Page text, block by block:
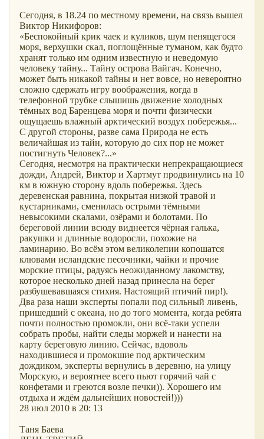
Сегодня, в 18.24 по местному времени, на связь вышел
Виктор Никифоров:
«Беспокойный крик чаек и куликов, шум пенящегося
моря, верхушки скал, поглощённые туманом, как будто
хранят только им одним известную и неведомую
человеку тайну... Тайну острова Вайгач. Конечно,
может быть никакой тайны и нет вовсе, но невероятно
сложно сдержать игру воображения, когда в
телефонной трубке слышишь движение холодных
тёмных вод Баренцева моря и почти физически
ощущаешь влажный арктический воздух побережья...
С другой стороны, разве сама Природа не есть
величайшая из тайн, которую до сих пор не может
постигнуть Человек?...»
Сегодня, несмотря на практически непрекращающиеся
дожди, Андрей, Виктор и Хартмут продвинулись на 10
км в южную сторону вдоль побережья. Здесь
деревенская равнина, покрытая низкой травой и
кустарниками, сменилась острыми тёмными
невысокими скалами, озёрами и болотами. По
береговой линии всюду виднеется чёрная галька,
ракушки и длинные водоросли, похожие на
ламинарию. Во всём этом великолепии копошатся
клювами исландские песочники, чайки и прочие
морские птицы, радуясь неожиданному лакомству,
которое несколько дней назад принесла на берег
разбушевавшаяся стихия. Настоящий птичий пир!).
Два раза наши эксперты попали под сильный ливень,
пришедший с океана, но до того момента, когда ребята
почти полностью промокли, они всё-таки успели
собрать пробы, найти следы моржей и нанести на
карту береговую линию. Сейчас, вдоволь
находившиеся и промокшие под арктическим
дождиком, эксперты вернулись в деревню, на улицу
Морскую, и вероятнее всего пьют горячий чай с
конфетами и греются возле печки)). Хорошего им
отдыха и ждём дальнейших новостей!)))
28 июл 2010 в 20: 13
Таня Баева